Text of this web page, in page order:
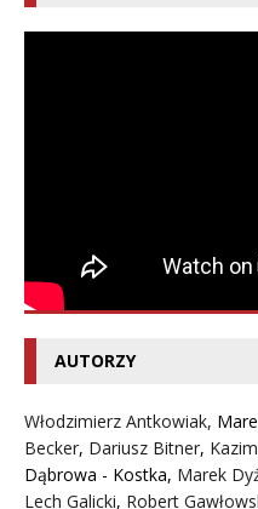
AUTORZY
Włodzimierz Antkowiak,
Becker, Dariusz Bitner,
Dąbrowa - Kostka, Marek
Lech Galicki, Robert